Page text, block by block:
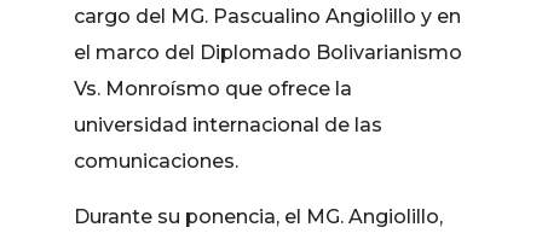
cargo del MG. Pascualino Angiolillo y en
el marco del Diplomado Bolivarianismo
Vs. Monroísmo que ofrece la
universidad internacional de las
comunicaciones.
Durante su ponencia, el MG. Angiolillo,